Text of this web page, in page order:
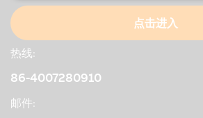
点击进入
热线:
86-4007280910
邮件: